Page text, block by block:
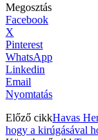
Megosztás
Facebook
X
Pinterest
WhatsApp
Linkedin
Email
Nyomtatás
Előző cikkHavas
hogy a kirúgásával